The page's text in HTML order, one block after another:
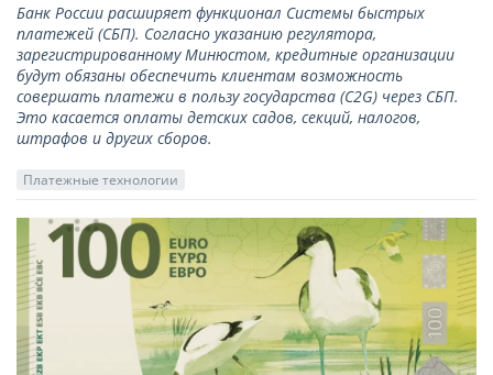
Банк России расширяет функционал Системы быстрых
платежей (СБП). Согласно указанию регулятора,
зарегистрированному Минюстом, кредитные организации
будут обязаны обеспечить клиентам возможность
совершать платежи в пользу государства (С2G) через СБП.
Это касается оплаты детских садов, секций, налогов,
штрафов и других сборов.
Платежные технологии